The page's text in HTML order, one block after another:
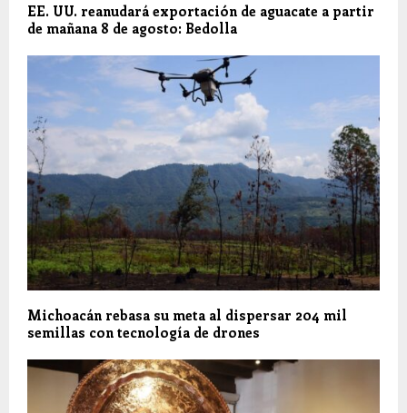
EE. UU. reanudará exportación de aguacate a partir
de mañana 8 de agosto: Bedolla
Michoacán rebasa su meta al dispersar 204 mil
semillas con tecnología de drones